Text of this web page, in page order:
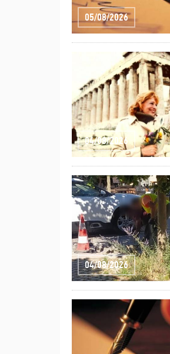
05/08/2026
04/08/2026
04/08/2026